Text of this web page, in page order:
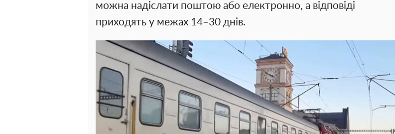
можна надіслати поштою або електронно, а відповіді
приходять у межах 14–30 днів.